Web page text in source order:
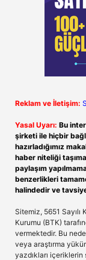
Reklam ve İletişim:
Yasal Uyarı: Bu
şirketi ile hiçbir
hazırladığımız
haber niteliği
paylaşım
benzerlikleri
halindedir ve
Sitemiz, 5651
Kurumu (BTK)
vermektedir. Bu
veya araştırma
yazdıkları